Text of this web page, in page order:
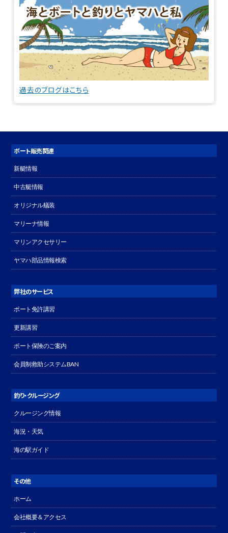
過去のブログはこちら
ボート販売関連
新艇情報
中古艇情報
オリジナル艤装
マリーナ情報
マリンアクセサリー
ヤマハ部品情報検索
弊社のサービス
ボート免許講習
更新講習
ボート保険のご案内
会員制救助システムBAN
釣り・クルージング
クルージング情報
海況・天気
海の駅ガイド
その他
ホーム
会社概要＆アクセス